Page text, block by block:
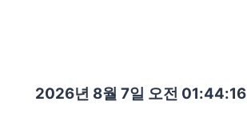
2026년 8월 7일 오전 01:44:18